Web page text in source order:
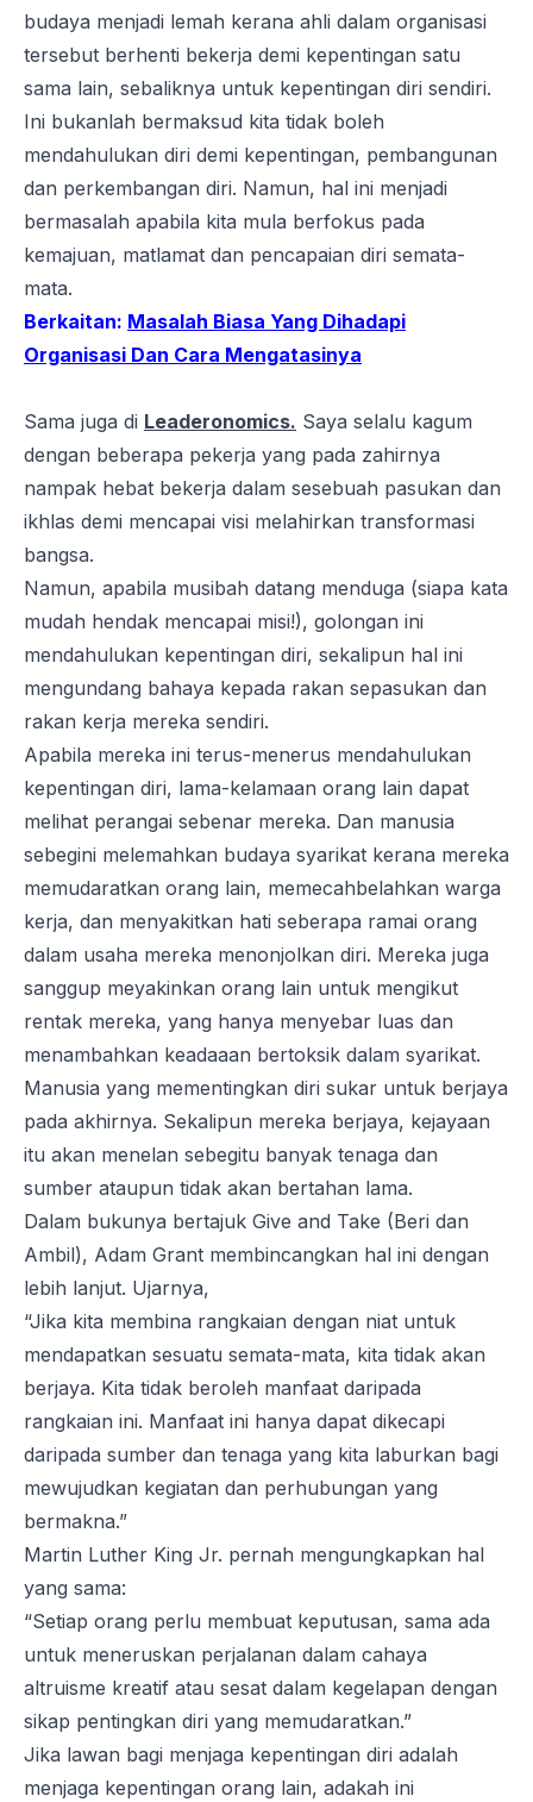
budaya menjadi lemah kerana ahli dalam organisasi
tersebut berhenti bekerja demi kepentingan satu
sama lain, sebaliknya untuk kepentingan diri sendiri.
Ini bukanlah bermaksud kita tidak boleh
mendahulukan diri demi kepentingan, pembangunan
dan perkembangan diri. Namun, hal ini menjadi
bermasalah apabila kita mula berfokus pada
kemajuan, matlamat dan pencapaian diri semata-
mata.
Berkaitan: Masalah Biasa Yang Dihadapi
Organisasi Dan Cara Mengatasinya
Sama juga di Leaderonomics. Saya selalu kagum
dengan beberapa pekerja yang pada zahirnya
nampak hebat bekerja dalam sesebuah pasukan dan
ikhlas demi mencapai visi melahirkan transformasi
bangsa.
Namun, apabila musibah datang menduga (siapa kata
mudah hendak mencapai misi!), golongan ini
mendahulukan kepentingan diri, sekalipun hal ini
mengundang bahaya kepada rakan sepasukan dan
rakan kerja mereka sendiri.
Apabila mereka ini terus-menerus mendahulukan
kepentingan diri, lama-kelamaan orang lain dapat
melihat perangai sebenar mereka. Dan manusia
sebegini melemahkan budaya syarikat kerana mereka
memudaratkan orang lain, memecahbelahkan warga
kerja, dan menyakitkan hati seberapa ramai orang
dalam usaha mereka menonjolkan diri. Mereka juga
sanggup meyakinkan orang lain untuk mengikut
rentak mereka, yang hanya menyebar luas dan
menambahkan keadaaan bertoksik dalam syarikat.
Manusia yang mementingkan diri sukar untuk berjaya
pada akhirnya. Sekalipun mereka berjaya, kejayaan
itu akan menelan sebegitu banyak tenaga dan
sumber ataupun tidak akan bertahan lama.
Dalam bukunya bertajuk Give and Take (Beri dan
Ambil), Adam Grant membincangkan hal ini dengan
lebih lanjut. Ujarnya,
“Jika kita membina rangkaian dengan niat untuk
mendapatkan sesuatu semata-mata, kita tidak akan
berjaya. Kita tidak beroleh manfaat daripada
rangkaian ini. Manfaat ini hanya dapat dikecapi
daripada sumber dan tenaga yang kita laburkan bagi
mewujudkan kegiatan dan perhubungan yang
bermakna.”
Martin Luther King Jr. pernah mengungkapkan hal
yang sama:
“Setiap orang perlu membuat keputusan, sama ada
untuk meneruskan perjalanan dalam cahaya
altruisme kreatif atau sesat dalam kegelapan dengan
sikap pentingkan diri yang memudaratkan.”
Jika lawan bagi menjaga kepentingan diri adalah
menjaga kepentingan orang lain, adakah ini